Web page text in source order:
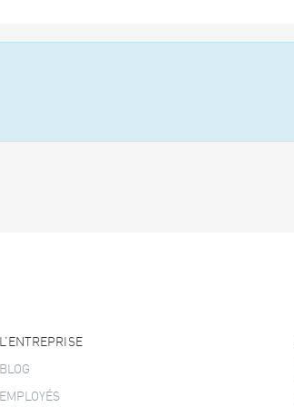
L’ENTREPRISE
BLOG
EMPLOYÉS